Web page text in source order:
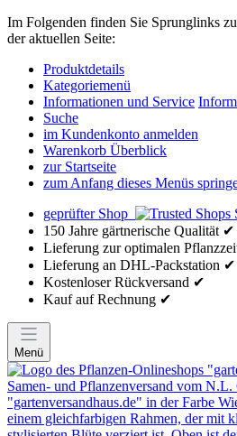
Im Folgenden finden Sie Sprunglinks
der aktuellen Seite:
Produktdetails
Kategoriemenü
Informationen und Service
Suche
im Kundenkonto anmelden
Warenkorb Überblick
zur Startseite
zum Anfang dieses Menüs
geprüfter Shop
150 Jahre gärtnerische Qualität ✔
Lieferung zur optimalen
Lieferung an DHL-Packstation ✔
Kostenloser Rückversand ✔
Kauf auf Rechnung ✔
Menü